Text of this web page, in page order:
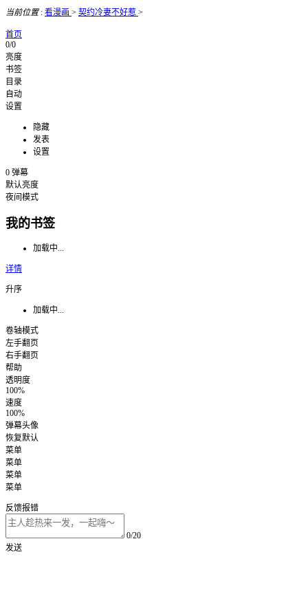
当前位置: 看漫画 > 契约冷妻不好惹 >
首页
0/0
亮度
书签
目录
自动
设置
隐藏
发表
设置
0 弹幕
默认亮度
夜间模式
我的书签
加载中...
详情
升序
加载中...
卷轴模式
左手翻页
右手翻页
帮助
透明度
100%
速度
100%
弹幕头像
恢复默认
菜单
菜单
菜单
菜单
反馈报错
0/20
发送